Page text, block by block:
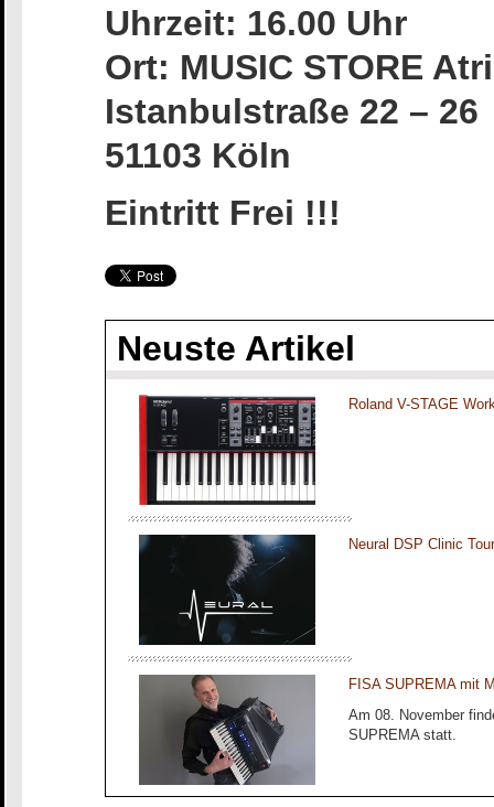
Uhrzeit: 16.00 Uhr
Ort: MUSIC STORE
Istanbulstraße 22 – 26
51103 Köln
Eintritt Frei !!!
Neuste Artikel
Roland V-STAGE
Neural DSP Clinic
FISA SUPREMA mit
Am 08. November
SUPREMA statt.